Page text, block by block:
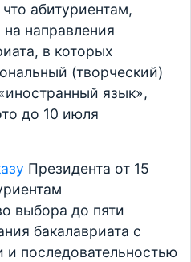
абитуриентам,
направления
в которых
(творческий)
язык»,
до 10 июля
Президента от 15
выбора до пяти
бакалавриата с
последовательностью